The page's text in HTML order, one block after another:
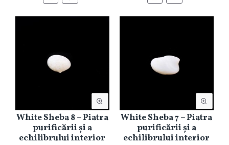
White Sheba 8 – Piatra
purificării și a
echilibrului interior
White Sheba 7 – Piatra
purificării și a
echilibrului interior